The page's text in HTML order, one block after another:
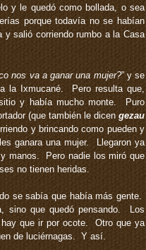
y le quedó como bollada, o sea
porque todavía no se habían
salió corriendo rumbo a la Casa
nos va a ganar una mujer?” y se
la Ixmucané. Pero resulta que,
y había mucho monte. Puro
(que también le dicen gezau
y brincando como pueden y
ganara una mujer. Llegaron ya
manos. Pero nadie los miró que
no tienen heridas.
se sabía que había más gente.
sino que quedó pensando. Los
hay que ir por ocote. Otro que ya
de luciérnagas. Y así.